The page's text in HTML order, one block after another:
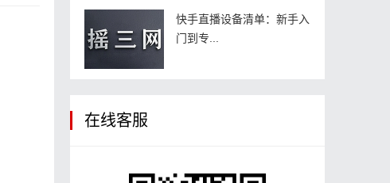
快手直播设备清单：新手入
门到专...
在线客服